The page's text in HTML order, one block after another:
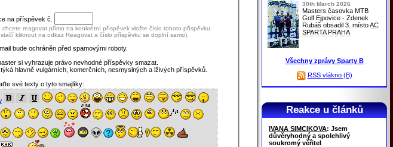
na příspěvek č.
chcete reagovat přímo na konkrétní příspěvek vložte číslo tohoto příspěvku.
kliknout na odkaz Reagovat a číslo příspěvku se doplní samo).
bude ochráněn před spamovými roboty.
si vyhrazuje právo nevhodné příspěvky smazat.
hlavně vulgárních, komerčních, nesmyslných a lživých příspěvků.
své texty o tyto smajlíky:
30th March 2026
Masters časovka MTB
Golf Ejpovice - Zdenek
Rubáš obsadil 3. místoAC
SPARTA PRAHA
Všechny zprávy Sparty B
RSS vlákno (B)
Reakce u článků
IVANA SIMCIKOVA: Jsem
důvěryhodný a spolehlivý
soukromý věřitel